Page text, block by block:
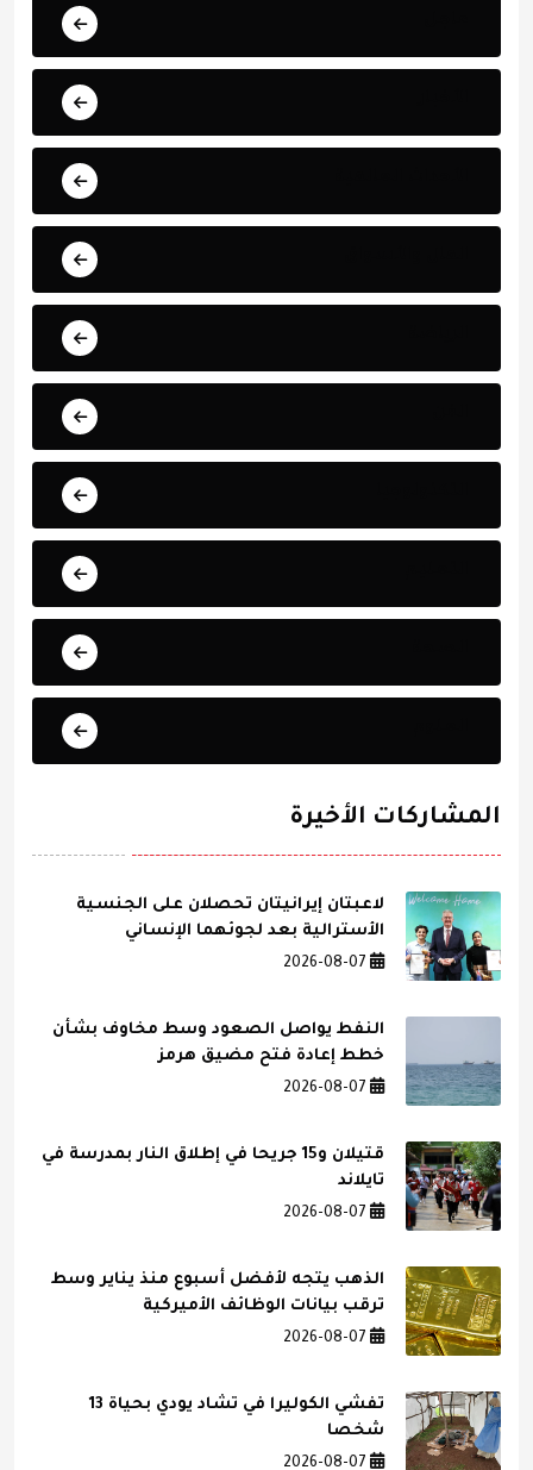
المشاركات الأخيرة
لاعبتان إيرانيتان تحصلان على الجنسية
الأسترالية بعد لجوئهما الإنساني
النفط يواصل الصعود وسط مخاوف بشأن
خطط إعادة فتح مضيق هرمز
قتيلان و15 جريحا في إطلاق النار بمدرسة في
تايلاند
الذهب يتجه لأفضل أسبوع منذ يناير وسط
ترقب بيانات الوظائف الأميركية
تفشي الكوليرا في تشاد يودي بحياة 13
شخصا